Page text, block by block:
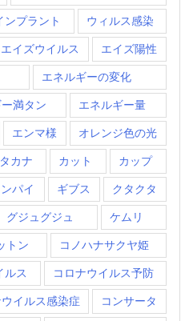
ンプラント ウィルス感染
エイズウイルス エイズ陽性
エネルギーの変化
満タン エネルギー量
エンマ様 オレンジ色の光
カナ カット カップ
パイ ギブス クタクタ
グジュグジュ ケムリ
トン コノハナサクヤ姫
ルス コロナウイルス予防
イルス感染症 コンサータ